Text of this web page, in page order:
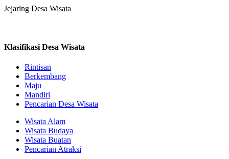
Jejaring Desa Wisata
Klasifikasi Desa Wisata
Rintisan
Berkembang
Maju
Mandiri
Pencarian Desa Wisata
Wisata Alam
Wisata Budaya
Wisata Buatan
Pencarian Atraksi